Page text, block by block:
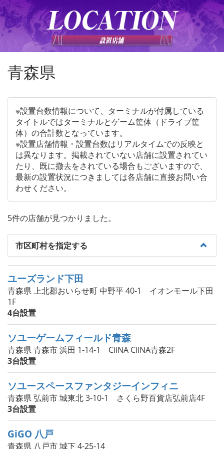
青森県
※設置台数情報について、ターミナルが付属している
タイトルではターミナルとゲーム筐体（ドライブ筐
体）の合計数となっています。
※設置店舗情報・設置台数はリアルタイムでの反映と
は異なります。掲載されていない店舗に設置されてい
たり、既に撤去をされている場合もございますので、
最新の設置状況につきましては各店舗に直接お問い合
わせください。
5件の店舗が見つかりました。
市区町村を指定する
ユーズランド下田
青森県 上北郡おいらせ町 中野平 40-1 イオンモール下田
1F
4台設置
ソユーゲームフィールド青森
青森県 青森市 浜田 1-14-1 CiiNA CiiNA青森2F
3台設置
ソユースペースファンタジーインフィニ
青森県 弘前市 城東北 3-10-1 さくら野百貨店弘前店4F
3台設置
GiGO 八戸
青森県 八戸市 城下 4-25-14